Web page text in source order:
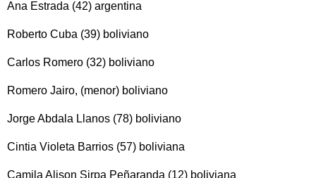
Ana Estrada (42) argentina
Roberto Cuba (39) boliviano
Carlos Romero (32) boliviano
Romero Jairo, (menor) boliviano
Jorge Abdala Llanos (78) boliviano
Cintia Violeta Barrios (57) boliviana
Camila Alison Sirpa Peñaranda (12) boliviana